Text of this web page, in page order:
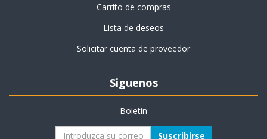
Carrito de compras
Lista de deseos
Solicitar cuenta de proveedor
Siguenos
Boletín
Suscribirse